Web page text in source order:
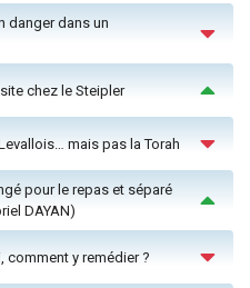
danger dans un
chez le Steipler
mais pas la Torah
pour le repas et séparé
DAYAN)
comment y remédier ?